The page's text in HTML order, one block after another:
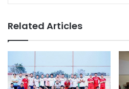
Related Articles